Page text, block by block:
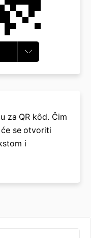
za QR kôd. Čim
će se otvoriti
i